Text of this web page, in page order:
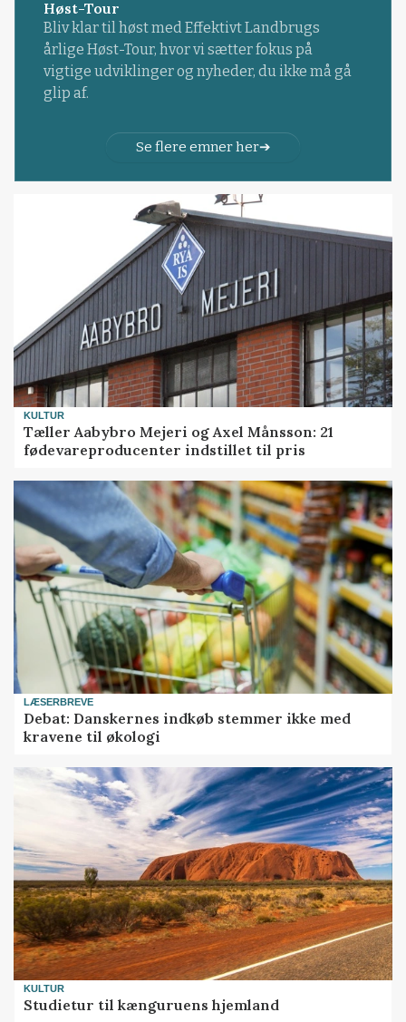
Høst-Tour
Bliv klar til høst med Effektivt Landbrugs
årlige Høst-Tour, hvor vi sætter fokus på
vigtige udviklinger og nyheder, du ikke må gå
glip af.
Se flere emner her
KULTUR
Tæller Aabybro Mejeri og Axel Månsson: 21
fødevareproducenter indstillet til pris
LÆSERBREVE
Debat: Danskernes indkøb stemmer ikke med
kravene til økologi
KULTUR
Studietur til kænguruens hjemland